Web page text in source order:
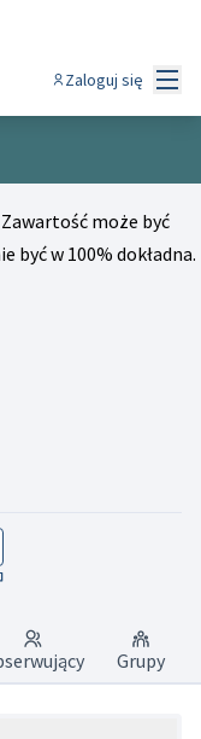
Scegli la lingua
Zaloguj się
może być
być w 100% dokładna.
Grupy